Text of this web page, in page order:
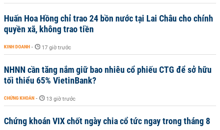
Huấn Hoa Hồng chỉ trao 24 bồn nước tại Lai Châu cho chính
quyền xã, không trao tiền
KINH DOANH - 17 giờ trước
NHNN cần tăng nắm giữ bao nhiêu cổ phiếu CTG để sở hữu
tối thiểu 65% VietinBank?
CHỨNG KHOÁN - 13 giờ trước
Chứng khoán VIX chốt ngày chia cổ tức ngay trong tháng 8